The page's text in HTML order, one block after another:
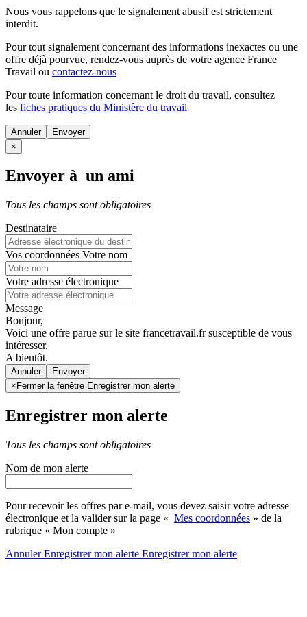
Nous vous rappelons que le signalement abusif est strictement
interdit.
Pour tout signalement concernant des informations inexactes ou une
offre déjà pourvue, rendez-vous auprès de votre agence France
Travail ou contactez-nous
Pour toute information concernant le droit du travail, consultez
les fiches pratiques du Ministère du travail
Annuler
×
Envoyer à un ami
Tous les champs sont obligatoires
Destinataire
Vos coordonnées Votre nom
Votre adresse électronique
Message
Bonjour,
Voici une offre parue sur le site francetravail.fr susceptible de vous
intéresser.
A bientôt.
Annuler
× Fermer la fenêtre Enregistrer mon alerte
Enregistrer mon alerte
Tous les champs sont obligatoires
Nom de mon alerte
Pour recevoir les offres par e-mail, vous devez saisir votre adresse
électronique et la valider sur la page « Mes coordonnées » de la
rubrique « Mon compte »
AnnulerEnregistrer mon alerte Enregistrermon alerte